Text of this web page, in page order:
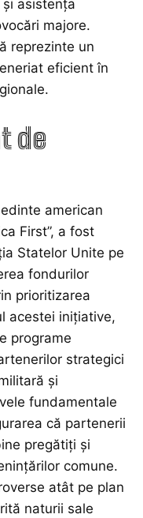
asistența
majore.
reprezinte un
eficient în
de
american
First”, a fost
Statelor Unite pe
fondurilor
prioritizarea
acestei inițiative,
programe
strategici
și
fundamentale
că partenerii
pregătiți și
comune.
atât pe plan
naturii sale